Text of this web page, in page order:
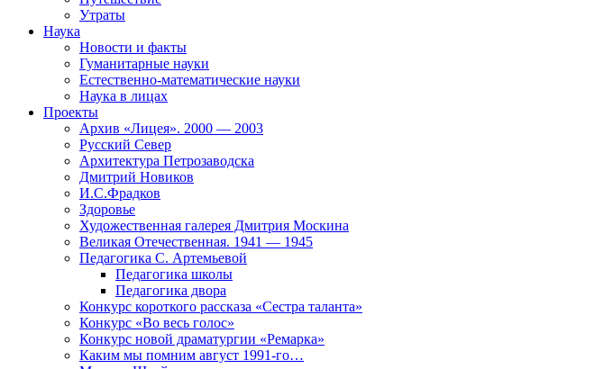
Утраты
Наука
Новости и факты
Гуманитарные науки
Естественно-математические науки
Наука в лицах
Проекты
Архив «Лицея». 2000 — 2003
Русский Север
Архитектура Петрозаводска
Дмитрий Новиков
И.С.Фрадков
Здоровье
Художественная галерея Дмитрия Москина
Великая Отечественная. 1941 — 1945
Педагогика С. Артемьевой
Педагогика школы
Педагогика двора
Конкурс короткого рассказа «Сестра таланта»
Конкурс «Во весь голос»
Конкурс новой драматургии «Ремарка»
Каким мы помним август 1991-го…